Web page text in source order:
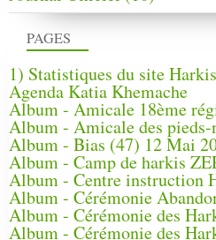
PAGES
1) Statistiques du site
Agenda Katia Khemache
Album - Amicale 18ème
Album - Amicale des
Album - Bias (47) 12 Mai
Album - Camp de harkis
Album - Centre instruction
Album - Cérémonie
Album - Cérémonie des
Album - Cérémonie des